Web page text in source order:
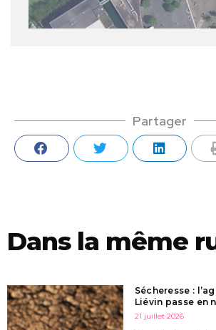
Partager
Dans la même
Sécheresse :
Liévin passe en
21 juillet 2026